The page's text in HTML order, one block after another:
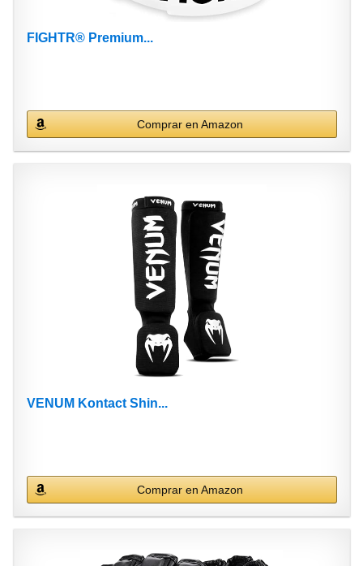
FIGHTR® Premium...
Comprar en Amazon
VENUM Kontact Shin...
Comprar en Amazon